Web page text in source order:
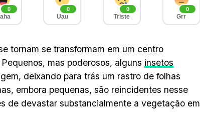
0 0
Uau
0
Triste
0
Grr
tornam se transformam em um centro
mas poderosos, alguns insetos
deixando para trás um rastro de folhas
embora pequenas, são reincidentes nesse
de devastar substancialmente a vegetação em